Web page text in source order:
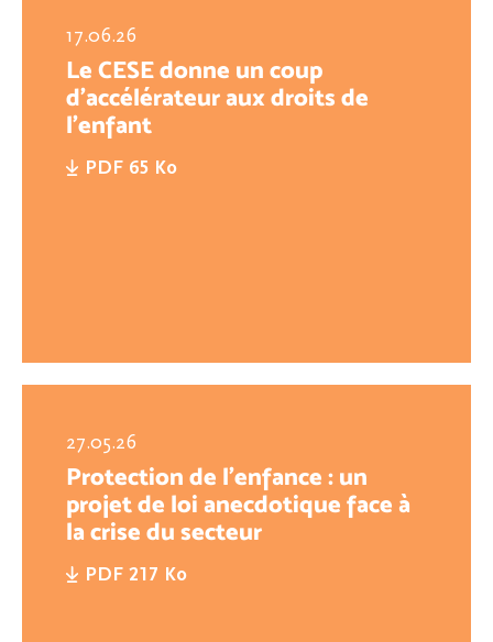
17.06.26
Le CESE donne un coup
d’accélérateur aux droits de
l’enfant
PDF 65 Ko
27.05.26
Protection de l’enfance : un
projet de loi anecdotique face à
la crise du secteur
PDF 217 Ko